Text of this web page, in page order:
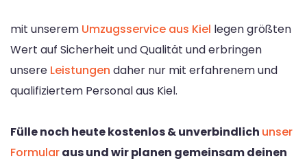
mit unserem Umzugsservice aus Kiel legen größten
Wert auf Sicherheit und Qualität und erbringen
unsere Leistungen daher nur mit erfahrenem und
qualifiziertem Personal aus Kiel.
Fülle noch heute kostenlos & unverbindlich unser
Formularaus und wir planen gemeinsam deinen